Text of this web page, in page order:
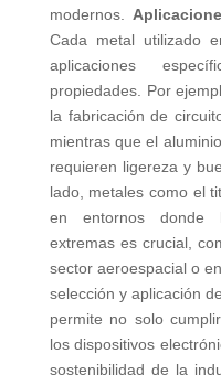
modernos.
Cada metal utilizado
aplicaciones
propiedades. Por
la fabricación de
mientras que el
requieren ligereza y
lado, metales como el
en entornos donde
extremas es crucial,
sector aeroespacial o
selección y aplicación
permite no solo
los dispositivos
sostenibilidad de la